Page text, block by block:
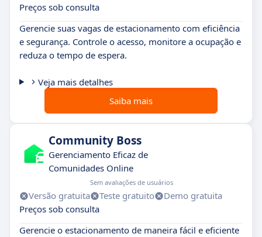
Preços sob consulta
Gerencie suas vagas de estacionamento com eficiência
e segurança. Controle o acesso, monitore a ocupação e
reduza o tempo de espera.
Veja mais detalhes
Saiba mais
Community Boss
Gerenciamento Eficaz de
Comunidades Online
Sem avaliações de usuários
Versão gratuita Teste gratuito
Demo gratuita
Preços sob consulta
Gerencie o estacionamento de maneira fácil e eficiente